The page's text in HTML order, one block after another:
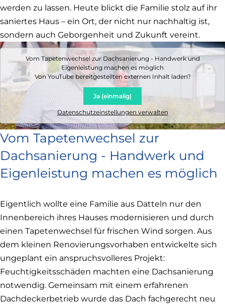
werden zu lassen. Heute blickt die Familie stolz auf ihr
saniertes Haus – ein Ort, der nicht nur nachhaltig ist,
sondern auch Geborgenheit und Zukunft vereint.
Vom Tapetenwechsel zur Dachsanierung - Handwerk und
Eigenleistung machen es möglich
VonYouTubebereitgestellten externen Inhalt laden?
Ja (einmalig)
Datenschutzeinstellungen verwalten
Vom Tapetenwechsel zur
Dachsanierung - Handwerk und
Eigenleistung machen es möglich
Eigentlich wollte eine Familie aus Datteln nur den
Innenbereich ihres Hauses modernisieren und durch
einen Tapetenwechsel für frischen Wind sorgen. Aus
dem kleinen Renovierungsvorhaben entwickelte sich
ungeplant ein anspruchsvolleres Projekt:
Feuchtigkeitsschäden machten eine Dachsanierung
notwendig. Gemeinsam mit einem erfahrenen
Dachdeckerbetrieb wurde das Dach fachgerecht neu